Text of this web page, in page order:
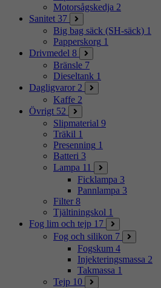
Motorsågskedja 2
Sanitet 37
Big bag säck (SH-säck) 1
Papperskorg 1
Drivmedel 8
Bränsle 7
Dieseltank 1
Dagligvaror 2
Kaffe 2
Övrigt 52
Slipmaterial 9
Träkil 1
Presenning 1
Batteri 3
Lampa 11
Ficklampa 3
Pannlampa 3
Filter 8
Tjältiningskol 1
Fog lim och tejp 17
Fog och silikon 7
Fogskum 4
Injekteringsmassa 2
Takmassa 1
Tejp 10